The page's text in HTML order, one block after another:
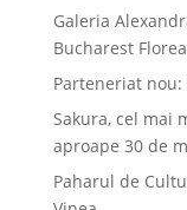
Galeria
Bucharest
Parteneriat nou:
Sakura, cel mai
aproape 30 de
Paharul de